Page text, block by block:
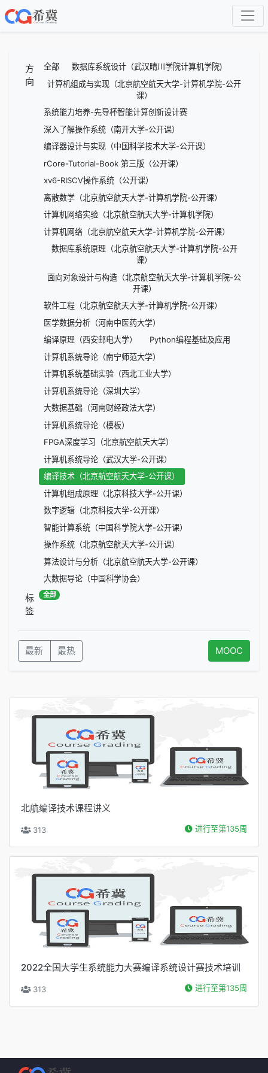
方
向
全部
数据库系统设计（武汉晴川学院计算机学院)
计算机组成与实现（北京航空航天大学-计算机学院-公开
课）
系统能力培养-先导杯智能计算创新设计赛
深入了解操作系统（南开大学-公开课）
编译器设计与实现（中国科学技术大学-公开课）
rCore-Tutorial-Book 第三版（公开课）
xv6-RISCV操作系统（公开课）
离散数学（北京航空航天大学-计算机学院-公开课）
计算机网络实验（北京航空航天大学-计算机学院）
计算机网络（北京航空航天大学-计算机学院-公开课）
数据库系统原理（北京航空航天大学-计算机学院-公开
课）
面向对象设计与构造（北京航空航天大学-计算机学院-公
开课）
软件工程（北京航空航天大学-计算机学院-公开课）
医学数据分析（河南中医药大学）
编译原理（西安邮电大学）
Python编程基础及应用
计算机系统导论（南宁师范大学）
计算机系统基础实验（西北工业大学）
计算机系统导论（深圳大学）
大数据基础（河南财经政法大学）
计算机系统导论（模板）
FPGA深度学习（北京航空航天大学）
计算机系统导论（武汉大学-公开课）
编译技术（北京航空航天大学-公开课）
计算机组成原理（北京科技大学-公开课）
数字逻辑（北京科技大学-公开课）
智能计算系统（中国科学院大学-公开课）
操作系统（北京航空航天大学-公开课）
算法设计与分析（北京航空航天大学-公开课）
大数据导论（中国科学协会）
标
签
全部
最新 最热 MOOC
北航编译技术课程讲义
313 进行至第135周
2022全国大学生系统能力大赛编译系统设计赛技术培训
313 进行至第135周